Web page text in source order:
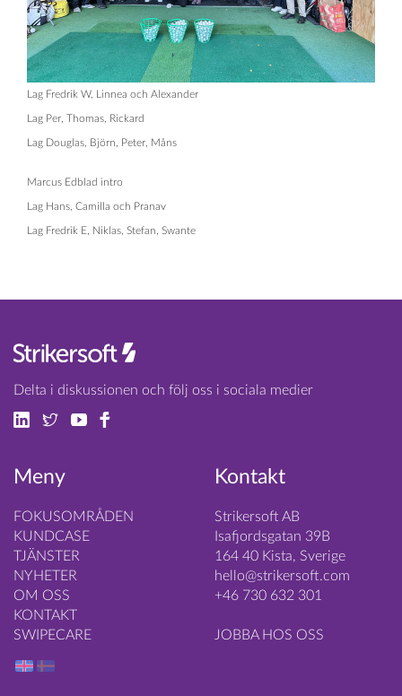
Lag Fredrik W, Linnea och Alexander
Lag Per, Thomas, Rickard
Lag Douglas, Björn, Peter, Måns
Marcus Edblad intro
Lag Hans, Camilla och Pranav
Lag Fredrik E, Niklas, Stefan, Swante
Delta i diskussionen och följ oss i sociala medier
Meny
FOKUSOMRÅDEN
KUNDCASE
TJÄNSTER
NYHETER
OM OSS
KONTAKT
SWIPECARE
Kontakt
Strikersoft AB
Isafjordsgatan 39B
164 40 Kista, Sverige
hello@strikersoft.com
+46 730 632 301
JOBBA HOS OSS